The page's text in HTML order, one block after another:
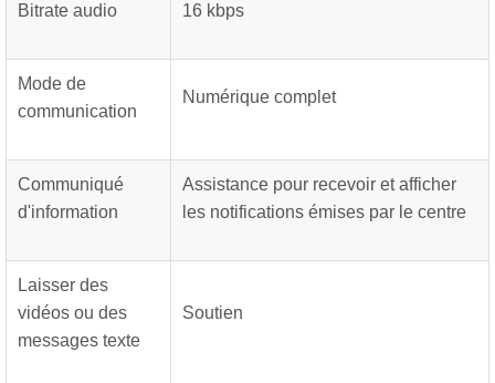
Bitrate audio 16 kbps
Mode de
communication
Numérique complet
Communiqué
d'information
Assistance pour recevoir et afficher
les notifications émises par le centre
Laisser des
vidéos ou des
messages texte
Soutien